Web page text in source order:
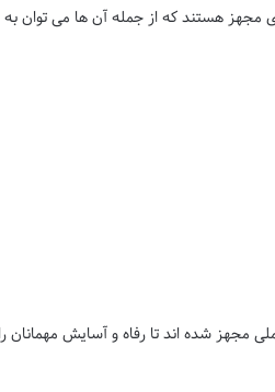
مجهز هستند که از جمله آن ها می توان به
مجهز شده اند تا رفاه و آسایش مهمانان